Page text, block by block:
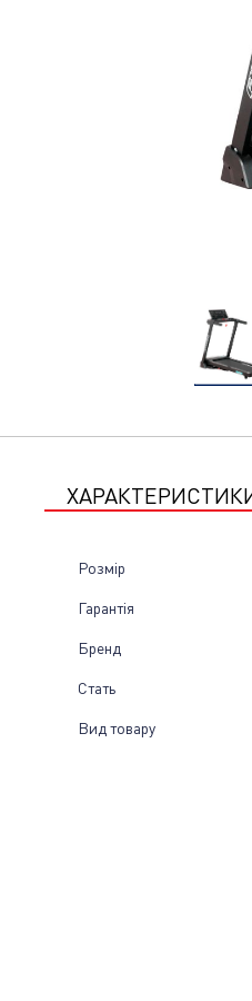
Розмір
Гарантія
Бренд
Стать
Вид товару